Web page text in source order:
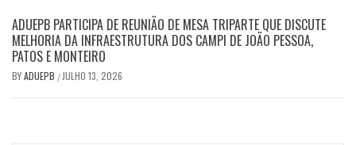
ADUEPB PARTICIPA DE REUNIÃO DE MESA TRIPARTE QUE DISCUTE
MELHORIA DA INFRAESTRUTURA DOS CAMPI DE JOÃO PESSOA,
PATOS E MONTEIRO
BYADUEPB / JULHO 13, 2026